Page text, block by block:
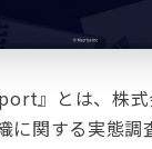
』とは、株
に関する実態調